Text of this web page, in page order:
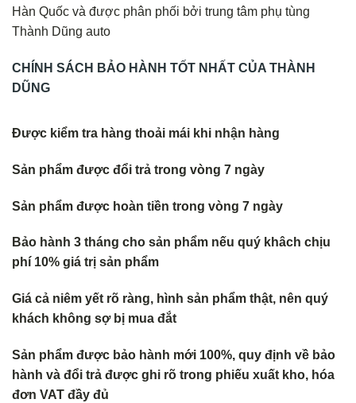
Hàn Quốc và được phân phối bởi trung tâm phụ tùng
Thành Dũng auto
CHÍNH SÁCH BẢO HÀNH TỐT NHẤT CỦA THÀNH
DŨNG
Được kiểm tra hàng thoải mái khi nhận hàng
Sản phẩm được đổi trả trong vòng 7 ngày
Sản phẩm được hoàn tiền trong vòng 7 ngày
Bảo hành 3 tháng cho sản phẩm nếu quý khâch chịu
phí 10% giá trị sản phẩm
Giá cả niêm yết rõ ràng, hình sản phẩm thật, nên quý
khách không sợ bị mua đắt
Sản phẩm được bảo hành mới 100%, quy định về bảo
hành và đổi trả được ghi rõ trong phiếu xuất kho, hóa
đơn VAT đầy đủ